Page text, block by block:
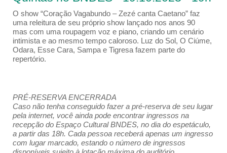
O show “Coração Vagabundo – Zezé canta Caetano” faz
uma releitura de seu próprio show lançado nos anos 90
mas com uma roupagem voz e piano, criando um cenário
intimista e ao mesmo tempo caloroso. Luz do Sol, O Ciúme,
Odara, Esse Cara, Sampa e Tigresa fazem parte do
repertório.
PRÉ-RESERVA ENCERRADA
Caso não tenha conseguido fazer a pré-reserva de seu lugar
pela internet, você ainda pode encontrar ingressos na
recepção do Espaço Cultural BNDES, no dia do espetáculo,
a partir das 18h. Cada pessoa receberá apenas um ingresso
com lugar marcado, estando o número de ingressos